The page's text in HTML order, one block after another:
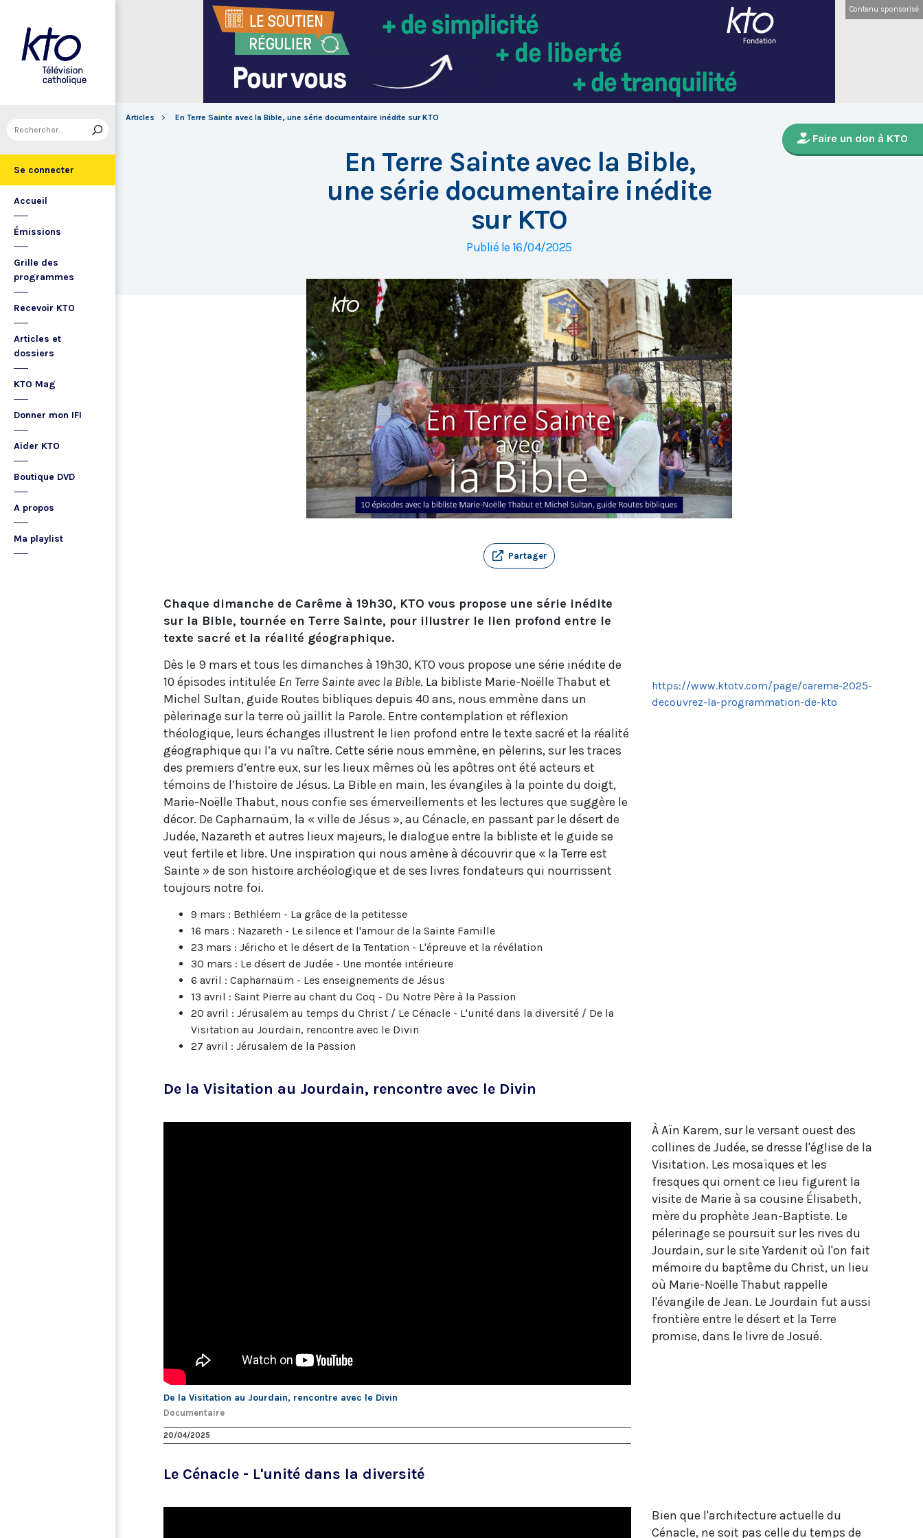
Se connecter
Accueil
Émissions
Grille des
programmes
Recevoir KTO
Articles et
dossiers
KTO Mag
Donner mon IFI
Aider KTO
Boutique DVD
A propos
Ma playlist
Contenu sponsorisé
Articles En Terre Sainte avec la Bible, une série documentaire inédite sur KTO
Faire un don à KTO
En Terre Sainte avec la Bible,
une série documentaire inédite
sur KTO
Publié le 16/04/2025
Partager
Chaque dimanche de Carême à 19h30, KTO vous propose une série inédite
sur la Bible, tournée en Terre Sainte, pour illustrer le lien profond entre le
texte sacré et la réalité géographique.
Dès le 9 mars et tous les dimanches à 19h30, KTO vous propose une série inédite de
10 épisodes intitulée En Terre Sainte avec la Bible. La bibliste Marie-Noëlle Thabut et
Michel Sultan, guide Routes bibliques depuis 40 ans, nous emmène dans un
pèlerinage sur la terre où jaillit la Parole. Entre contemplation et réflexion
théologique, leurs échanges illustrent le lien profond entre le texte sacré et la réalité
géographique qui l’a vu naître. Cette série nous emmène, en pèlerins, sur les traces
des premiers d’entre eux, sur les lieux mêmes où les apôtres ont été acteurs et
témoins de l’histoire de Jésus. La Bible en main, les évangiles à la pointe du doigt,
Marie-Noëlle Thabut, nous confie ses émerveillements et les lectures que suggère le
décor. De Capharnaüm, la « ville de Jésus », au Cénacle, en passant par le désert de
Judée, Nazareth et autres lieux majeurs, le dialogue entre la bibliste et le guide se
veut fertile et libre. Une inspiration qui nous amène à découvrir que « la Terre est
Sainte » de son histoire archéologique et de ses livres fondateurs qui nourrissent
toujours notre foi.
9 mars : Bethléem - La grâce de la petitesse
16 mars : Nazareth - Le silence et l'amour de la Sainte Famille
23 mars : Jéricho et le désert de la Tentation - L'épreuve et la révélation
30 mars : Le désert de Judée - Une montée intérieure
6 avril : Capharnaüm - Les enseignements de Jésus
13 avril : Saint Pierre au chant du Coq - Du Notre Père à la Passion
20 avril : Jérusalem au temps du Christ / Le Cénacle - L'unité dans la diversité / De la
Visitation au Jourdain, rencontre avec le Divin
27 avril : Jérusalem de la Passion
https://www.ktotv.com/page/careme-2025-
decouvrez-la-programmation-de-kto
De la Visitation au Jourdain, rencontre avec le Divin
De la Visitation au Jourdain, rencontre avec le Divin
Documentaire
20/04/2025
À Aïn Karem, sur le versant ouest des
collines de Judée, se dresse l'église de la
Visitation. Les mosaïques et les
fresques qui ornent ce lieu figurent la
visite de Marie à sa cousine Élisabeth,
mère du prophète Jean-Baptiste. Le
pélerinage se poursuit sur les rives du
Jourdain, sur le site Yardenit où l'on fait
mémoire du baptême du Christ, un lieu
où Marie-Noëlle Thabut rappelle
l'évangile de Jean. Le Jourdain fut aussi
frontière entre le désert et la Terre
promise, dans le livre de Josué.
Le Cénacle - L'unité dans la diversité
Bien que l'architecture actuelle du
Cénacle, ne soit pas celle du temps de